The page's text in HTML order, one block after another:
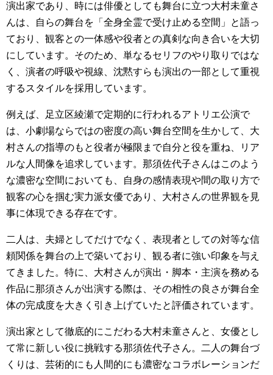
演出家であり、時には俳優としても舞台に立つ大村未童さ
んは、自らの舞台を「全身全霊で受け止める空間」と語っ
ており、観客との一体感や役者との真剣な向き合いを大切
にしています。そのため、単なるセリフのやり取りではな
く、演者の呼吸や視線、沈黙すらも演出の一部として重視
するスタイルを採用しています。
例えば、足立区綾瀬で定期的に行われるアトリエ公演で
は、小劇場ならではの密度の高い舞台空間を生かして、大
村さんの指導のもと役者が極限まで自分と役を重ね、リア
ルな人間像を追求しています。那須佐代子さんはこのよう
な濃密な空間においても、自身の感情表現や間の取り方で
観客の心を掴む実力派女優であり、大村さんの世界観を見
事に体現できる存在です。
二人は、夫婦としてだけでなく、表現者としての対等な信
頼関係を舞台の上で築いており、観る者に強い印象を与え
てきました。特に、大村さんが演出・脚本・主演を務める
作品に那須さんが出演する際は、その相性の良さが舞台全
体の完成度を大きく引き上げていたと評価されています。
演出家として徹底的にこだわる大村未童さんと、女優とし
て常に新しい役に挑戦する那須佐代子さん。二人の舞台づ
くりは、芸術的にも人間的にも濃密なコラボレーションだ